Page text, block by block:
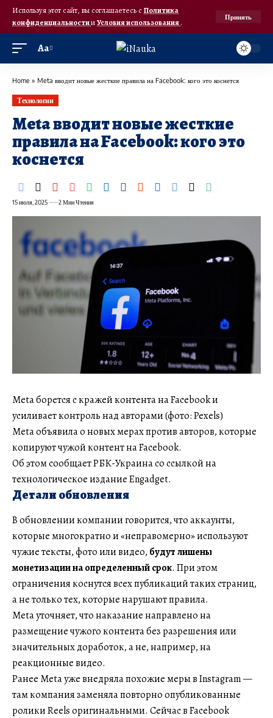
Используя этот сайт, вы соглашаетесь с Политика
конфиденциальностииУсловия использования.
Принять
Аа
Home » Meta вводит новые жесткие правила на Facebook: кого это коснется
Технологии
Meta вводит новые жесткие
правила на Facebook: кого это
коснется
15 июля, 2025 2 Мин Чтения
Meta борется с кражей контента на Facebook и
усиливает контроль над авторами (фото: Pexels)
Meta объявила о новых мерах против авторов, которые
копируют чужой контент на Facebook.
Об этом сообщает РБК-Украина со ссылкой на
технологическое издание Engadget.
Детали обновления
В обновлении компании говорится, что аккаунты,
которые многократно и «неправомерно» используют
чужие тексты, фото или видео, будут лишены
монетизации на определенный срок. При этом
ограничения коснутся всех публикаций таких страниц,
а не только тех, которые нарушают правила.
Meta уточняет, что наказание направлено на
размещение чужого контента без разрешения или
значительных доработок, а не, например, на
реакционные видео.
Ранее Meta уже внедряла похожие меры в Instagram —
там компания заменяла повторно опубликованные
ролики Reels оригинальными. Сейчас в Facebook